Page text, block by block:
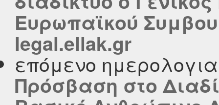
Ευρωπαϊκού
legal.ellak.gr
επόμενο
Πρόσβαση στο